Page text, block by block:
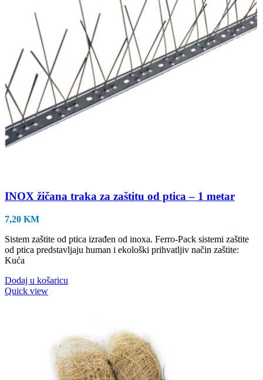
INOX žičana traka za zaštitu od ptica – 1 metar
7,20 KM
Sistem zaštite od ptica izrađen od inoxa. Ferro-Pack sistemi zaštite
od ptica predstavljaju human i ekološki prihvatljiv način zaštite:
Kuća
Dodaj u košaricu
Quick view